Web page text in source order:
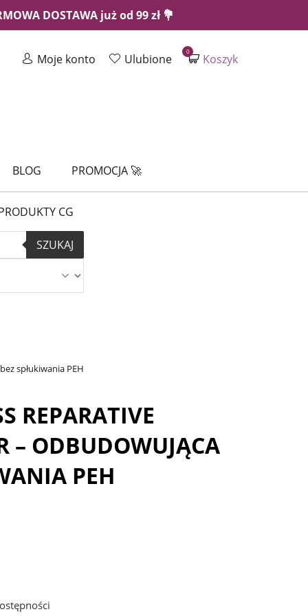
DOSTAWA już od 99 zł 💐
Moje konto Ulubione Koszyk
0
BLOG PROMOCJA 🚀
CG
SZUKAJ
spłukiwania PEH
REPARATIVE
– ODBUDOWUJĄCA
PEH